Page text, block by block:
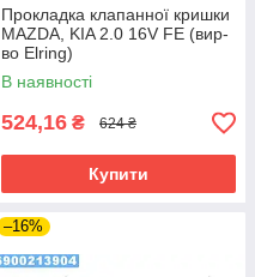
Прокладка клапанної кришки
MAZDA, KIA 2.0 16V FE (вир-
во Elring)
В наявності
524,16 ₴ 624 ₴
Купити
–16%